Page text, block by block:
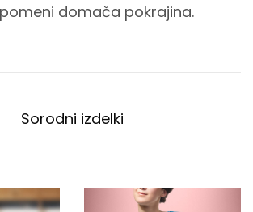
domača pokrajina.
Sorodni izdelki